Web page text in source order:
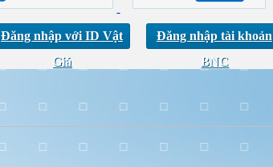
Đăng nhập với ID Vật
Giá
Đăng nhập tài khoản
BNC